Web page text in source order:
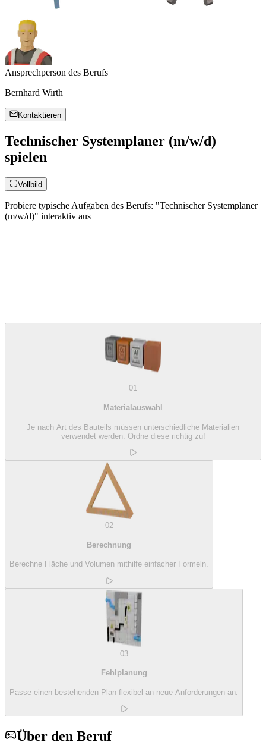
Ansprechperson des Berufs
Bernhard Wirth
Kontaktieren
Technischer Systemplaner (m/w/d)
spielen
Vollbild
Probiere typische Aufgaben des Berufs: "Technischer Systemplaner
(m/w/d)" interaktiv aus
01
Materialauswahl
Je nach Art des Bauteils müssen unterschiedliche Materialien
verwendet werden. Ordne diese richtig zu!
02
Berechnung
Berechne Fläche und Volumen mithilfe einfacher Formeln.
03
Fehlplanung
Passe einen bestehenden Plan flexibel an neue Anforderungen an.
Über den Beruf